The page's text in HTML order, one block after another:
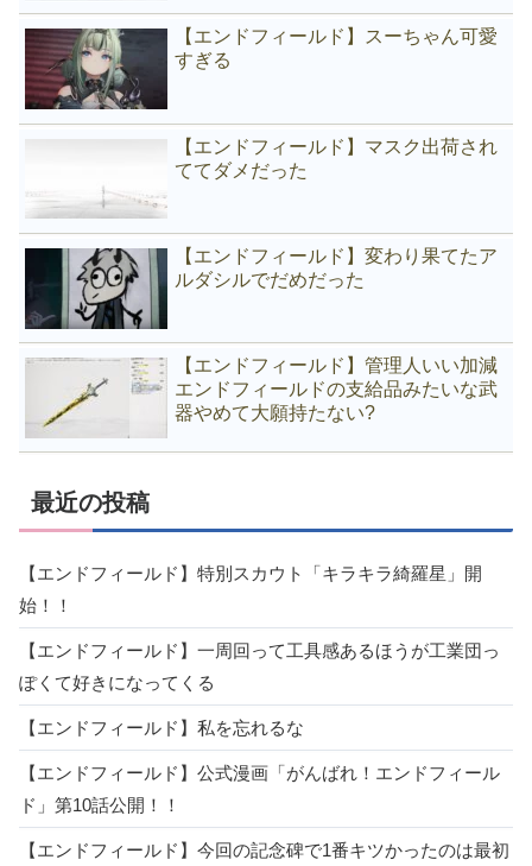
【エンドフィールド】スーちゃん可愛
すぎる
【エンドフィールド】マスク出荷され
ててダメだった
【エンドフィールド】変わり果てたア
ルダシルでだめだった
【エンドフィールド】管理人いい加減
エンドフィールドの支給品みたいな武
器やめて大願持たない?
最近の投稿
【エンドフィールド】特別スカウト「キラキラ綺羅星」開
始！！
【エンドフィールド】一周回って工具感あるほうが工業団っ
ぽくて好きになってくる
【エンドフィールド】私を忘れるな
【エンドフィールド】公式漫画「がんばれ！エンドフィール
ド」第10話公開！！
【エンドフィールド】今回の記念碑で1番キツかったのは最初